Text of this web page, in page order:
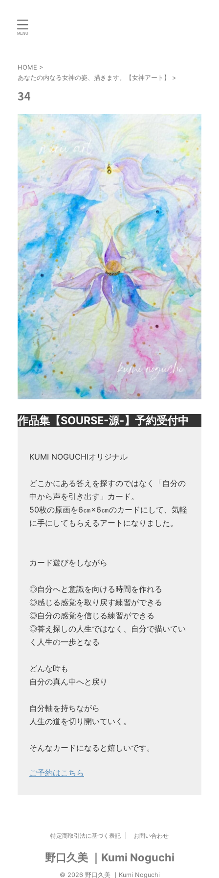
HOME >
あなたの内なる女神の姿、描きます。【女神アート】
>
34
作品集【SOURSE-源-】予約受付中
KUMI NOGUCHIオリジナル
どこかにある答えを探すのではなく「自分の
中から声を引き出す」カード。
50枚の原画を6㎝×6㎝のカードにして、気軽
に手にしてもらえるアートになりました。
カード遊びをしながら
◎自分へと意識を向ける時間を作れる
◎感じる感覚を取り戻す練習ができる
◎自分の感覚を信じる練習ができる
◎答え探しの人生ではなく、自分で描いてい
く人生の一歩となる
どんな時も
自分の真ん中へと戻り
自分軸を持ちながら
人生の道を切り開いていく。
そんなカードになると嬉しいです。
ご予約はこちら
特定商取引法に基づく表記 お問い合わせ
野口久美 ｜Kumi Noguchi
© 2026 野口久美 ｜Kumi Noguchi